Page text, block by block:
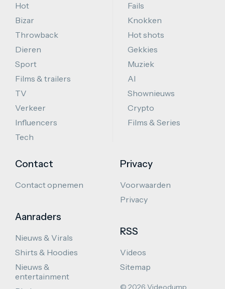
Hot
Bizar
Throwback
Dieren
Sport
Films & trailers
TV
Verkeer
Influencers
Tech
Fails
Knokken
Hot shots
Gekkies
Muziek
AI
Shownieuws
Crypto
Films & Series
Contact
Contact opnemen
Aanraders
Nieuws & Virals
Shirts & Hoodies
Nieuws &
entertainment
Privacy
Voorwaarden
Privacy
RSS
Videos
Sitemap
© 2026 Videodump